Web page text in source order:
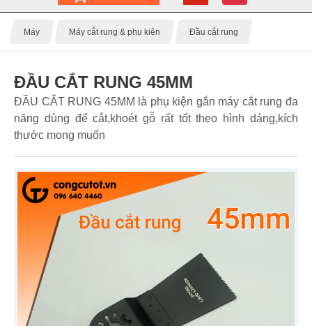
Máy Máy cắt rung & phụ kiện Đầu cắt rung
ĐẦU CẮT RUNG 45MM
ĐẦU CẮT RUNG 45MM là phụ kiện gắn máy cắt rung đa
năng dùng để cắt,khoét gỗ rất tốt theo hình dáng,kích
thước mong muốn